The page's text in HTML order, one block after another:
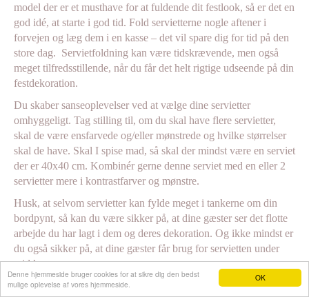
OK
Denne hjemmeside bruger cookies for at sikre dig den bedst
mulige oplevelse af vores hjemmeside.
model der er et musthave for at fuldende dit festlook, så er det en
god idé, at starte i god tid. Fold servietterne nogle aftener i
forvejen og læg dem i en kasse – det vil spare dig for tid på den
store dag. Servietfoldning kan være tidskrævende, men også
meget tilfredsstillende, når du får det helt rigtige udseende på din
festdekoration.
Du skaber sanseoplevelser ved at vælge dine servietter
omhyggeligt. Tag stilling til, om du skal have flere servietter,
skal de være ensfarvede og/eller mønstrede og hvilke størrelser
skal de have. Skal I spise mad, så skal der mindst være en serviet
der er 40x40 cm. Kombinér gerne denne serviet med en eller 2
servietter mere i kontrastfarver og mønstre.
Husk, at selvom servietter kan fylde meget i tankerne om din
bordpynt, så kan du være sikker på, at dine gæster ser det flotte
arbejde du har lagt i dem og deres dekoration. Og ikke mindst er
du også sikker på, at dine gæster får brug for servietten under
middagen.
Webshop fra e-hjemmeside.dk